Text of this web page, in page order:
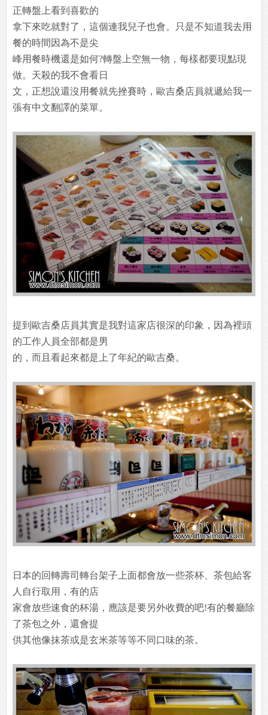
正轉盤上看到喜歡的
拿下來吃就對了，這個連我兒子也會。只是不知道我去用
餐的時間因為不是尖
峰用餐時機還是如何?轉盤上空無一物，每樣都要現點現
做。天殺的我不會看日
文，正想說還沒用餐就先挫賽時，歐吉桑店員就遞給我一
張有中文翻譯的菜單。
提到歐吉桑店員其實是我對這家店很深的印象，因為裡頭
的工作人員全部都是男
的，而且看起來都是上了年紀的歐吉桑。
日本的回轉壽司轉台架子上面都會放一些茶杯、茶包給客
人自行取用，有的店
家會放些速食的杯湯，應該是要另外收費的吧!有的餐廳除
了茶包之外，還會提
供其他像抹茶或是玄米茶等等不同口味的茶。